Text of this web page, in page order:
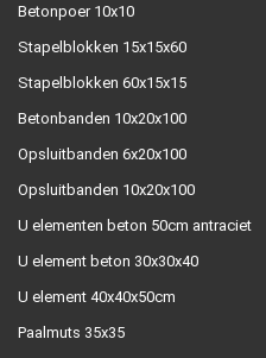
Betonpoer 10x10
Stapelblokken 15x15x60
Stapelblokken 60x15x15
Betonbanden 10x20x100
Opsluitbanden 6x20x100
Opsluitbanden 10x20x100
U elementen beton 50cm antraciet
U element beton 30x30x40
U element 40x40x50cm
Paalmuts 35x35